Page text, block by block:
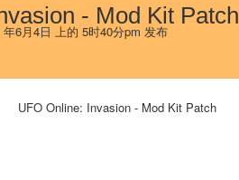
- Mod Kit Patch
6月4日 上的 5时40分pm 发布
UFO Online: Invasion - Mod Kit Patch